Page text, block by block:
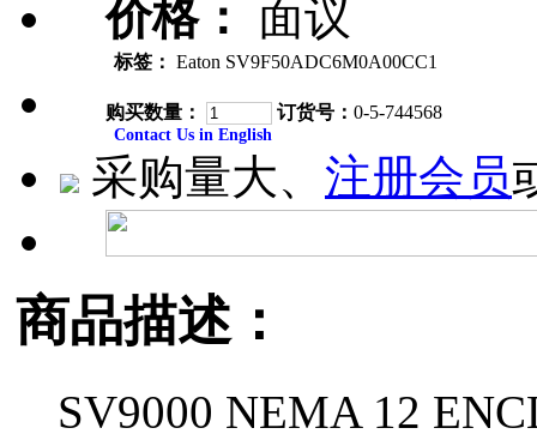
价格： 面议
标签： Eaton SV9F50ADC6M0A00CC1
购买数量： 订货号： 0-5-744568
Contact Us in English
采购量大、 注册会员
商品描述：
SV9000 NEMA 12